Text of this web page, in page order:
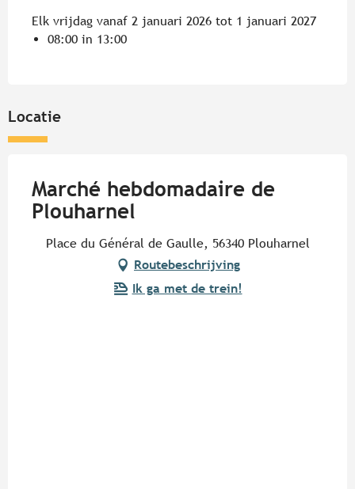
Elk vrijdag vanaf 2 januari 2026 tot 1 januari 2027
08:00 in 13:00
Locatie
Marché hebdomadaire de
Plouharnel
Place du Général de Gaulle, 56340 Plouharnel
Routebeschrijving
Ik ga met de trein!